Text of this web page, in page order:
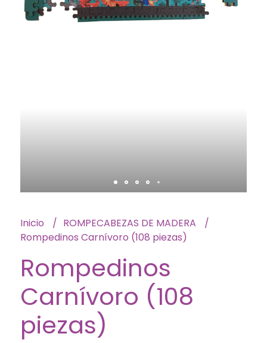
Inicio
ROMPECABEZAS DE MADERA
Rompedinos Carnívoro (108 piezas)
Rompedinos
Carnívoro (108
piezas)